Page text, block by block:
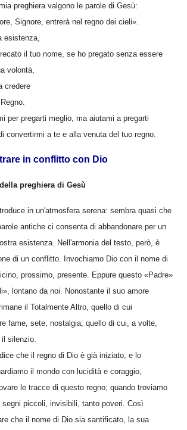
preghiera valgono le parole di Gesù:
Signore, entrerà nel regno dei cieli».
esistenza,
il tuo nome, se ho pregato senza essere
volontà,
credere
per pregarti meglio, ma aiutami a pregarti
convertirmi a te e alla venuta del tuo regno.
in conflitto con Dio
preghiera di Gesù
in un'atmosfera serena: sembra quasi che
antiche ci consenta di abbandonare per un
esistenza. Nell'armonia del testo, però, è
di un conflitto. Invochiamo Dio con il nome di
prossimo, presente. Eppure questo «Padre»
lontano da noi. Nonostante il suo amore
il Totalmente Altro, quello di cui
fame, sete, nostalgia; quello di cui, a volte,
silenzio.
che il regno di Dio è già iniziato, e lo
il mondo con lucidità e coraggio,
le tracce di questo regno; quando troviamo
piccoli, invisibili, tanto poveri. Così
che il nome di Dio sia santificato, la sua